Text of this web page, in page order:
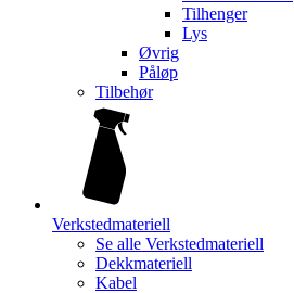
Tilhenger
Lys
Øvrig
Påløp
Tilbehør
Verkstedmateriell
Se alle Verkstedmateriell
Dekkmateriell
Kabel